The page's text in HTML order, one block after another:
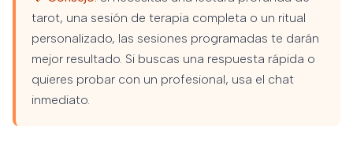
tarot, una sesión de terapia completa o un ritual
personalizado, las sesiones programadas te darán
mejor resultado. Si buscas una respuesta rápida o
quieres probar con un profesional, usa el chat
inmediato.